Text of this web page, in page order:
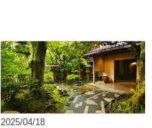
2025/04/18